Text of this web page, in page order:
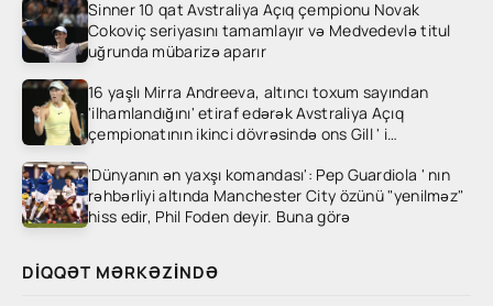
Sinner 10 qat Avstraliya Açıq çempionu Novak
Cokoviç seriyasını tamamlayır və Medvedevlə titul
uğrunda mübarizə aparır
16 yaşlı Mirra Andreeva, altıncı toxum sayından
'ilhamlandığını' etiraf edərək Avstraliya Açıq
çempionatının ikinci dövrəsində ons Gill ' i
'Dünyanın ən yaxşı komandası': Pep Guardiola ' nın
rəhbərliyi altında Manchester City özünü "yenilməz"
hiss edir, Phil Foden deyir. Buna görə
DIQQƏT MƏRKƏZINDƏ